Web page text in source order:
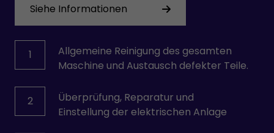
Siehe Informationen
1
Allgemeine Reinigung des gesamten
Maschine und Austausch defekter Teile.
2
Überprüfung, Reparatur und
Einstellung der elektrischen Anlage